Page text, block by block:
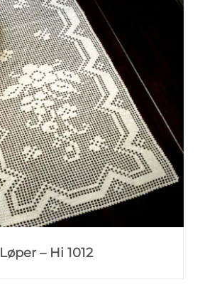
Løper – Hi 1012